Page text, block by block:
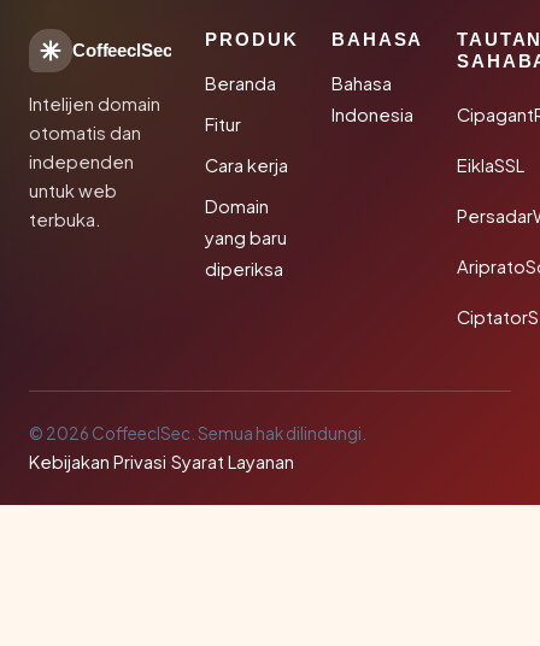
CoffeeclSec
Intelijen domain
otomatis dan
independen
untuk web
terbuka.
PRODUK
Beranda
Fitur
Cara kerja
Domain
yang baru
diperiksa
BAHASA
Bahasa
Indonesia
EiklaSSL
© 2026 CoffeeclSec. Semua hak dilindungi.
Kebijakan Privasi·Syarat Layanan